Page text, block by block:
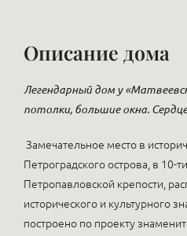
Описание дома
Легендарный дом у
потолки, большие окна.
Замечательное место в
Петроградского острова, в 10-
Петропавловской крепости,
исторического и культурного
построено по проекту